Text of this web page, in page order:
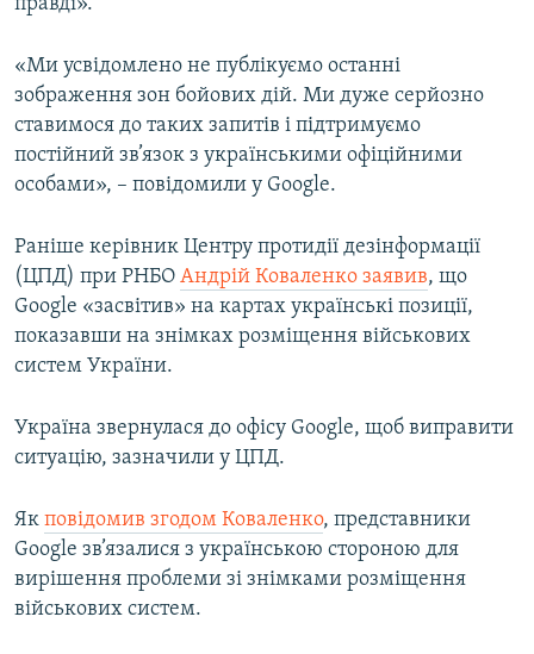
правді».
«Ми усвідомлено не публікуємо останні
зображення зон бойових дій. Ми дуже серйозно
ставимося до таких запитів і підтримуємо
постійний зв’язок з українськими офіційними
особами», – повідомили у Google.
Раніше керівник Центру протидії дезінформації
(ЦПД) при РНБО Андрій Коваленко заявив, що
Google «засвітив» на картах українські позиції,
показавши на знімках розміщення військових
систем України.
Україна звернулася до офісу Google, щоб виправити
ситуацію, зазначили у ЦПД.
Як повідомив згодом Коваленко, представники
Google зв’язалися з українською стороною для
вирішення проблеми зі знімками розміщення
військових систем.